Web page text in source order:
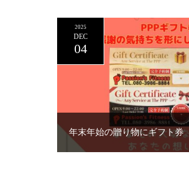
年末年始の贈り物にギフト券
2025
DEC
04